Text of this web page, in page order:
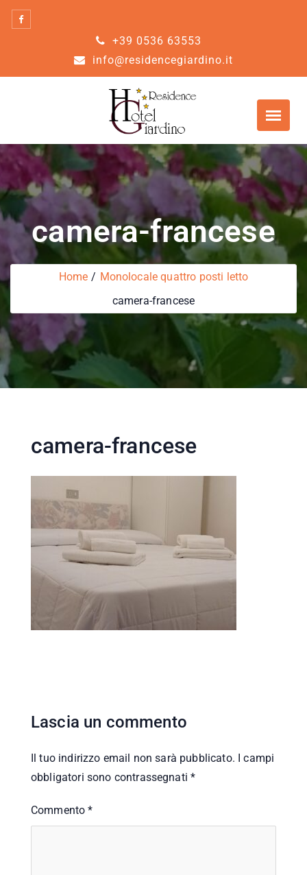
Skip
+39 0536 63553
info@residencegiardino.it
camera-francese
Home
Monolocale quattro posti letto
camera-francese
camera-francese
Lascia un commento
Il tuo indirizzo email non sarà pubblicato. I campi
obbligatori sono contrassegnati*
Commento*